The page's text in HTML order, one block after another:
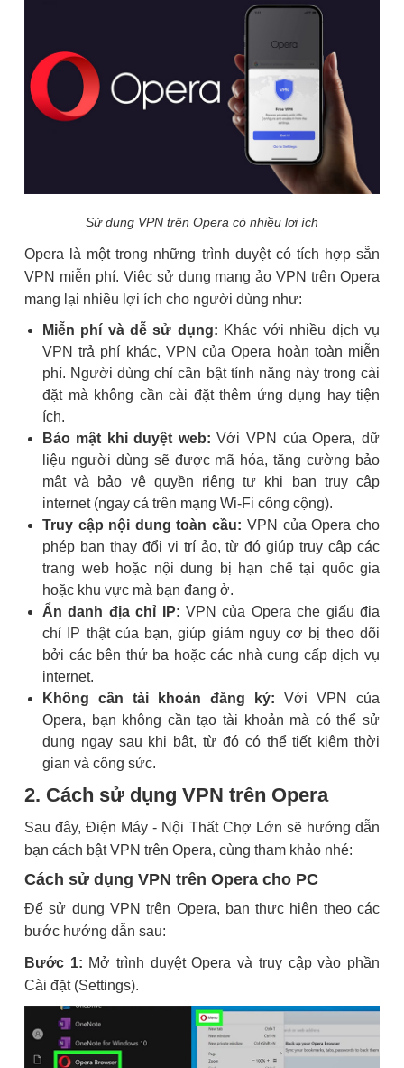
Sử dụng VPN trên Opera có nhiều lợi ích
Opera là một trong những trình duyệt có tích hợp sẵn
VPN miễn phí. Việc sử dụng mạng ảo VPN trên Opera
mang lại nhiều lợi ích cho người dùng như:
Miễn phí và dễ sử dụng: Khác với nhiều dịch vụ
VPN trả phí khác, VPN của Opera hoàn toàn miễn
phí. Người dùng chỉ cần bật tính năng này trong cài
đặt mà không cần cài đặt thêm ứng dụng hay tiện
ích.
Bảo mật khi duyệt web: Với VPN của Opera, dữ
liệu người dùng sẽ được mã hóa, tăng cường bảo
mật và bảo vệ quyền riêng tư khi bạn truy cập
internet (ngay cả trên mạng Wi-Fi công cộng).
Truy cập nội dung toàn cầu: VPN của Opera cho
phép bạn thay đổi vị trí ảo, từ đó giúp truy cập các
trang web hoặc nội dung bị hạn chế tại quốc gia
hoặc khu vực mà bạn đang ở.
Ẩn danh địa chỉ IP: VPN của Opera che giấu địa
chỉ IP thật của bạn, giúp giảm nguy cơ bị theo dõi
bởi các bên thứ ba hoặc các nhà cung cấp dịch vụ
internet.
Không cần tài khoản đăng ký: Với VPN của
Opera, bạn không cần tạo tài khoản mà có thể sử
dụng ngay sau khi bật, từ đó có thể tiết kiệm thời
gian và công sức.
2. Cách sử dụng VPN trên Opera
Sau đây, Điện Máy - Nội Thất Chợ Lớn sẽ hướng dẫn
bạn cách bật VPN trên Opera, cùng tham khảo nhé:
Cách sử dụng VPN trên Opera cho PC
Để sử dụng VPN trên Opera, bạn thực hiện theo các
bước hướng dẫn sau:
Bước 1: Mở trình duyệt Opera và truy cập vào phần
Cài đặt (Settings).